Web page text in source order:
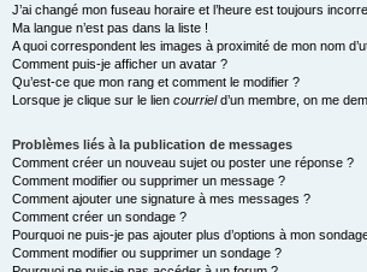
J’ai changé mon fuseau horaire et l’heure est toujours
Ma langue n’est pas dans la liste !
A quoi correspondent les images à proximité de mon nom
Comment puis-je afficher un avatar ?
Qu’est-ce que mon rang et comment le modifier ?
Lorsque je clique sur le lien courrield’un membre, on me
Problèmes liés à la publication de messages
Comment créer un nouveau sujet ou poster une réponse ?
Comment modifier ou supprimer un message ?
Comment ajouter une signature à mes messages ?
Comment créer un sondage ?
Pourquoi ne puis-je pas ajouter plus d’options à mon
Comment modifier ou supprimer un sondage ?